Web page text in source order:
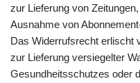
zur Lieferung von
Ausnahme von
Das Widerrufsrecht erlischt
zur Lieferung versiegelter
Gesundheitsschutzes oder